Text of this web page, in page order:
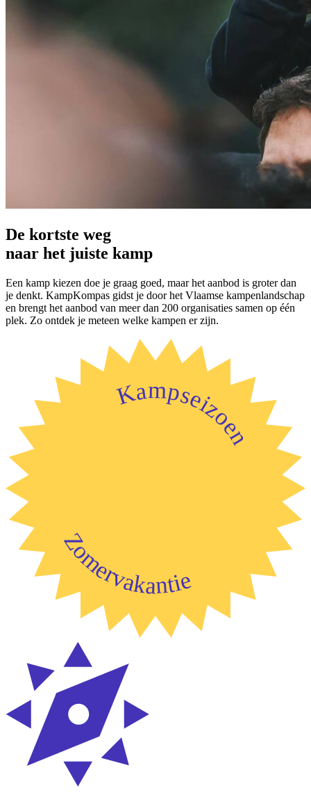
De kortste weg
naar het juiste kamp
Een kamp kiezen doe je graag goed, maar het aanbod is groter dan
je denkt. KampKompas gidst je door het Vlaamse kampenlandschap
en brengt het aanbod van meer dan 200 organisaties samen op één
plek. Zo ontdek je meteen welke kampen er zijn.
Kampseizoen
Zomervakantie